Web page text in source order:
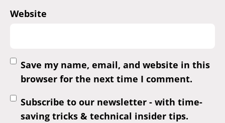
Website
Save my name, email, and website in this
browser for the next time I comment.
Subscribe to our newsletter - with time-
saving tricks & technical insider tips.